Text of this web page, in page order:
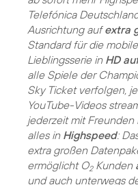
Telefónica
Ausrichtung aufextra
Standard für die
Lieblingsserie in HD
alle Spiele der
Sky Ticket verfolgen,
YouTube-Videos
jederzeit mit
alles in Highspeed:
extra großen
ermöglicht O2Kunden
und auch unterwegs